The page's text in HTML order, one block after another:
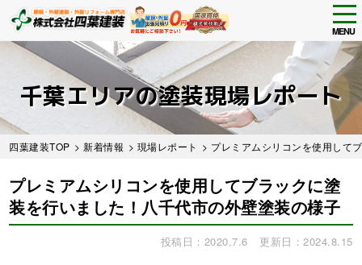
Skip
content
MENU
千葉エリアの塗装現場レポート
四葉建装TOP >新着情報 > 現場レポート > プレミアムシリコンを使用して
プレミアムシリコンを使用してブラックに塗
装を行いました！八千代市の外壁塗装の様子
投稿日：2020.7.6 更新日：2024.8.15